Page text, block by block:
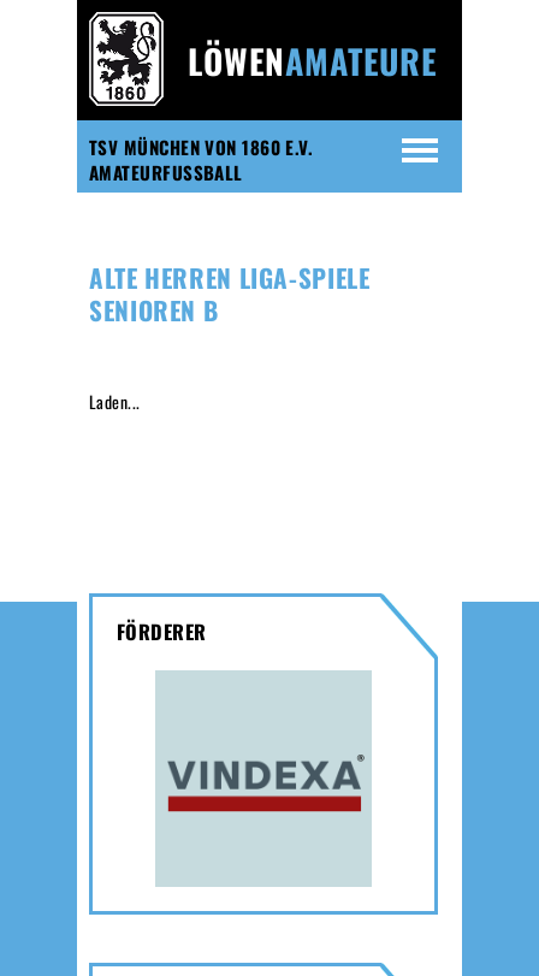
TSV MÜNCHEN VON 1860 E.V.
AMATEURFUSSBALL
LÖWENAMATEURE
ALTE HERREN LIGA-SPIELE
SENIOREN B
Laden...
FÖRDERER